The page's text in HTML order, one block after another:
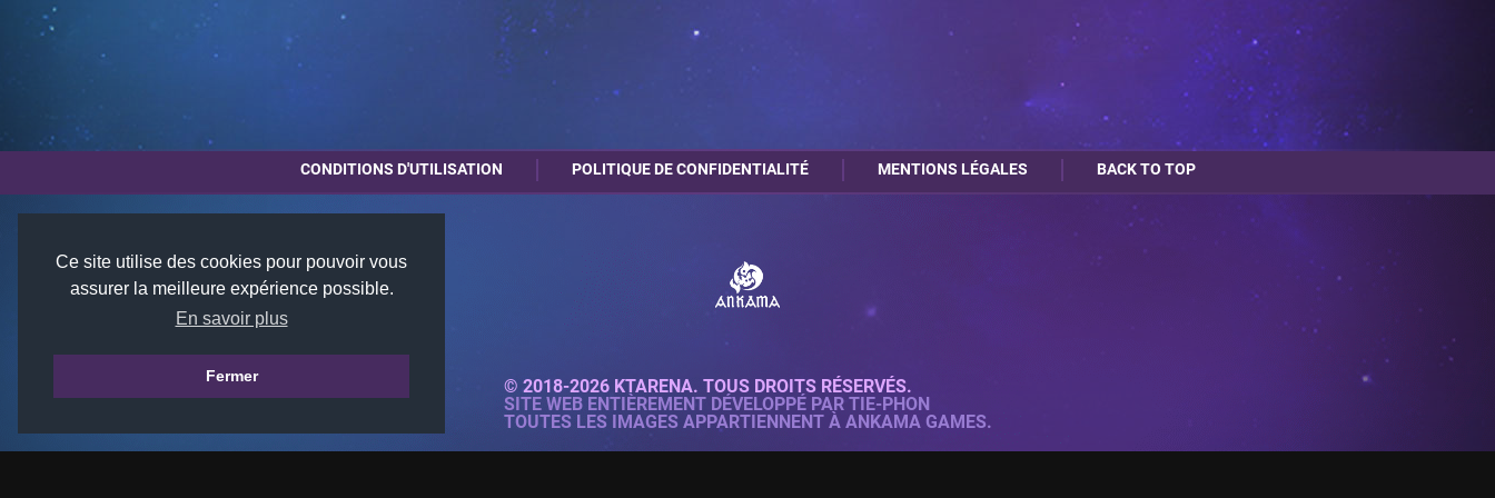
Ce site utilise des cookies pour pouvoir vous
assurer la meilleure expérience possible.
En savoir plus
Fermer
CONDITIONS D'UTILISATION POLITIQUE DE CONFIDENTIALITÉ MENTIONS LÉGALES BACK TO TOP
© 2018-2026 KTARENA. TOUS DROITS RÉSERVÉS.
SITE WEB ENTIÈREMENT DÉVELOPPÉ PAR TIE-PHON
TOUTES LES IMAGES APPARTIENNENT À ANKAMA GAMES.